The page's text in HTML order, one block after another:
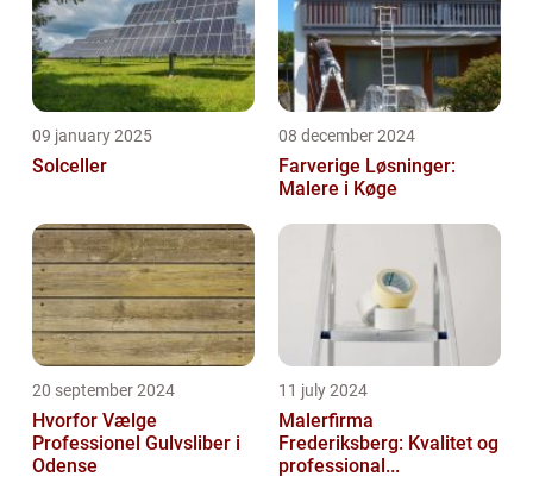
09 january 2025
Solceller
08 december 2024
Farverige Løsninger:
Malere i Køge
20 september 2024
Hvorfor Vælge
Professionel Gulvsliber i
Odense
11 july 2024
Malerfirma
Frederiksberg: Kvalitet og
professional...